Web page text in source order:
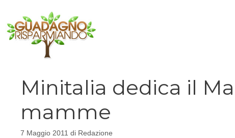
contenuto
Minitalia dedica il
mamme
7 Maggio 2011 di Redazione